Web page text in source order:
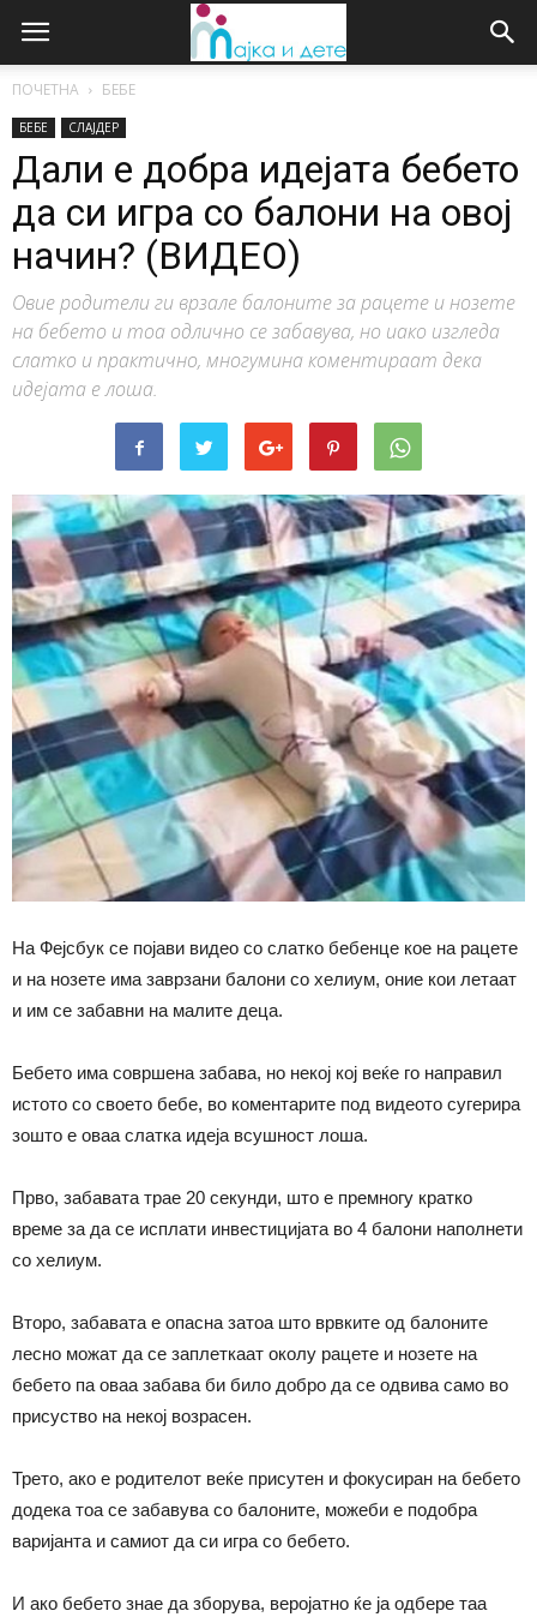
ПОЧЕТНА БЕБЕ
БЕБЕ СЛАЈДЕР
Дали е добра идејата бебето
да си игра со балони на овој
начин? (ВИДЕО)
Овие родители ги врзале балоните за рацете и нозете
на бебето и тоа одлично се забавува, но иако изгледа
слатко и практично, многумина коментираат дека
идејата е лоша.
На Фејсбук се појави видео со слатко бебенце кое на рацете
и на нозете има заврзани балони со хелиум, оние кои летаат
и им се забавни на малите деца.
Бебето има совршена забава, но некој кој веќе го направил
истото со своето бебе, во коментарите под видеото сугерира
зошто е оваа слатка идеја всушност лоша.
Прво, забавата трае 20 секунди, што е премногу кратко
време за да се исплати инвестицијата во 4 балони наполнети
со хелиум.
Второ, забавата е опасна затоа што врвките од балоните
лесно можат да се заплеткаат околу рацете и нозете на
бебето па оваа забава би било добро да се одвива само во
присуство на некој возрасен.
Трето, ако е родителот веќе присутен и фокусиран на бебето
додека тоа се забавува со балоните, можеби е подобра
варијанта и самиот да си игра со бебето.
И ако бебето знае да зборува, веројатно ќе ја одбере таа